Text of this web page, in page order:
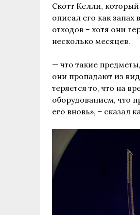
Скотт Келли,
описал его как
отходов – хотя они
несколько месяцев.
— что такие
они пропадают из
теряется то, что на
оборудованием, что
его вновь», – сказал